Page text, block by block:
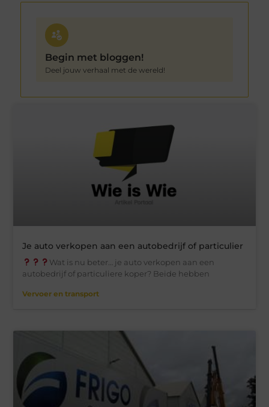
Je auto verkopen aan een autobedrijf of particulier
Wat is nu beter… je auto verkopen aan een
autobedrijf of particuliere koper? Beide hebben
Vervoer en transport
Begin met bloggen!
Deel jouw verhaal met de wereld!